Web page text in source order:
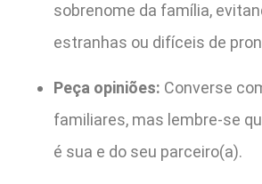
sobrenome da família,
estranhas ou difíceis de
Peça opiniões: Converse
familiares, mas lembre-se
é sua e do seu parceiro(a).